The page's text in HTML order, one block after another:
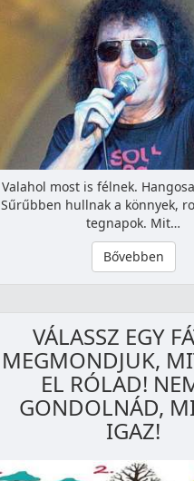
Valahol most is félnek.
Sűrűbben hullnak a könnyek,
tegnapok. Mit…
Bővebben
VÁLASSZ EGY
MEGMONDJUK,
EL RÓLAD!
GONDOLNÁD,
IGAZ!